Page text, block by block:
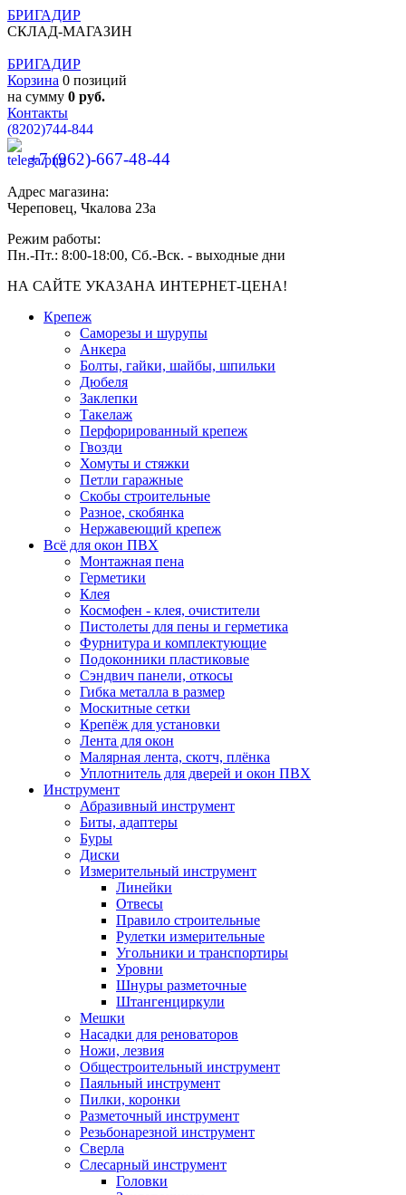
БРИГАДИР
СКЛАД-МАГАЗИН
БРИГАДИР
Корзина 0 позиций
на сумму 0 руб.
Контакты
(8202)744-844
+7 (962)-667-48-44
Адрес магазина:
Череповец, Чкалова 23а
Режим работы:
Пн.-Пт.: 8:00-18:00, Сб.-Вск. - выходные дни
НА САЙТЕ УКАЗАНА ИНТЕРНЕТ-ЦЕНА!
Крепеж
Саморезы и шурупы
Анкера
Болты, гайки, шайбы, шпильки
Дюбеля
Заклепки
Такелаж
Перфорированный крепеж
Гвозди
Хомуты и стяжки
Петли гаражные
Скобы строительные
Разное, скобянка
Нержавеющий крепеж
Всё для окон ПВХ
Монтажная пена
Герметики
Клея
Космофен - клея, очистители
Пистолеты для пены и герметика
Фурнитура и комплектующие
Подоконники пластиковые
Сэндвич панели, откосы
Гибка металла в размер
Москитные сетки
Крепёж для установки
Лента для окон
Малярная лента, скотч, плёнка
Уплотнитель для дверей и окон ПВХ
Инструмент
Абразивный инструмент
Биты, адаптеры
Буры
Диски
Измерительный инструмент
Линейки
Отвесы
Правило строительные
Рулетки измерительные
Угольники и транспортиры
Уровни
Шнуры разметочные
Штангенциркули
Мешки
Насадки для реноваторов
Ножи, лезвия
Общестроительный инструмент
Паяльный инструмент
Пилки, коронки
Разметочный инструмент
Резьбонарезной инструмент
Сверла
Слесарный инструмент
Головки